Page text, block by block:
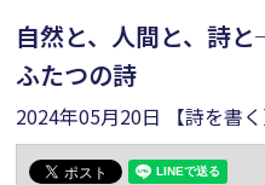
自然と、人間と、詩
ふたつの詩
2024年05月20日 【詩を書く